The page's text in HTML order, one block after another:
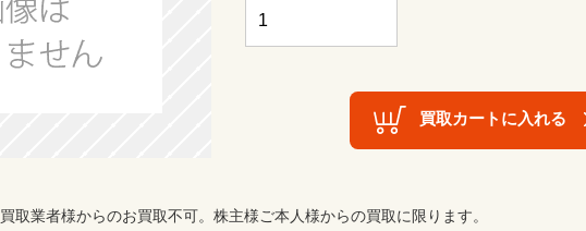
買取カートに入れる
買取業者様からのお買取不可。株主様ご本人様からの買取に限ります。